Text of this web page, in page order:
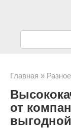
контенту
Главная » Разное
от